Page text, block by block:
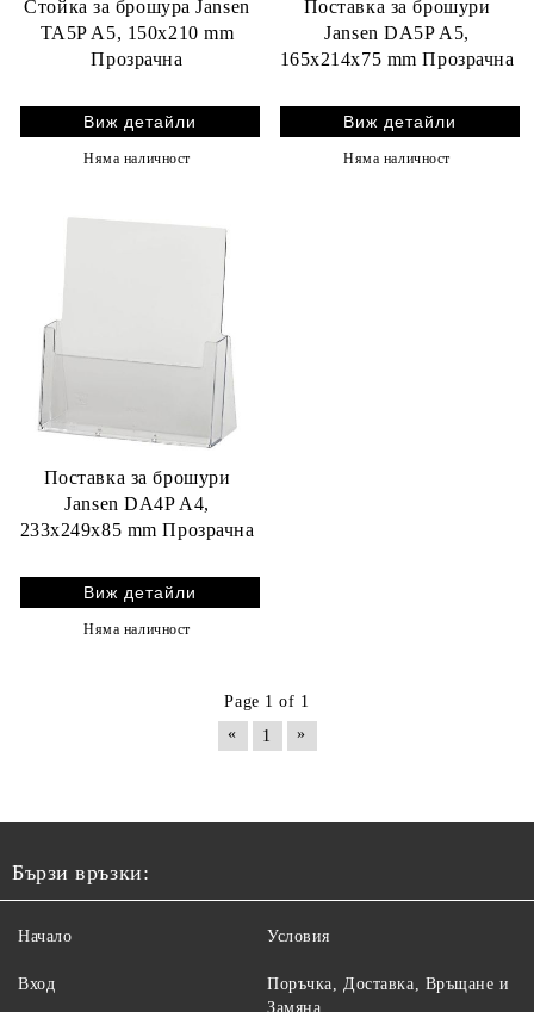
Стойка за брошура Jansen
TA5P A5, 150x210 mm
Прозрачна
Виж детайли
Няма наличност
Поставка за брошури
Jansen DA5P A5,
165x214x75 mm Прозрачна
Виж детайли
Няма наличност
Поставка за брошури
Jansen DA4P A4,
233x249x85 mm Прозрачна
Виж детайли
Няма наличност
Page 1 of 1
«
1 »
Бързи връзки:
Начало
Вход
Условия
Поръчка, Доставка, Връщане и
Замяна